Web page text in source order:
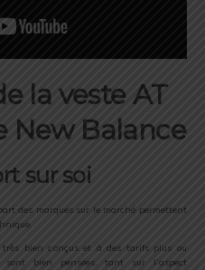
la veste AT
New Balance
sur soi
des marques sur le marché permettent
très bien conçus et à des tarifs plus ou
sont bien pensées, tant sur l’aspect